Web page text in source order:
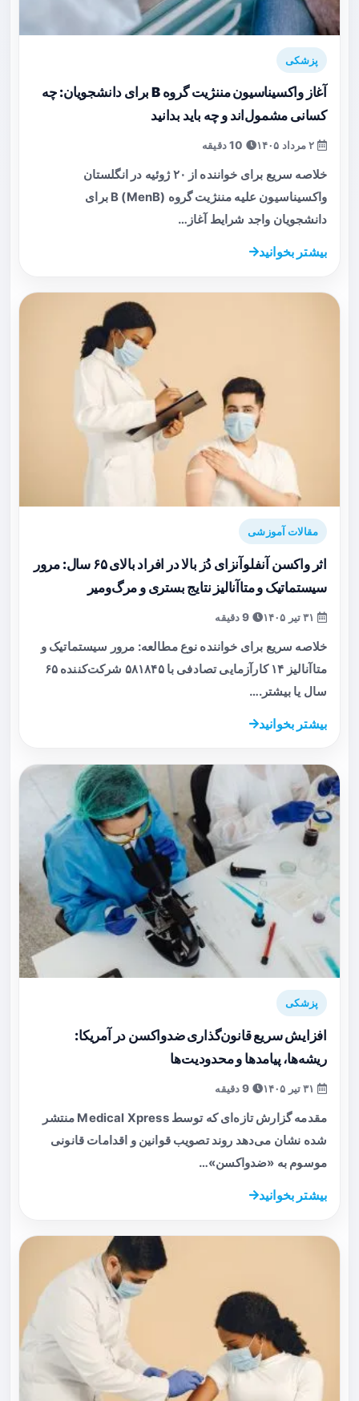
پزشکی
آغاز واکسیناسیون مننژیت گروه B برای دانشجویان: چه
کسانی مشمول‌اند و چه باید بدانید
خلاصه سریع برای خواننده از ۲۰ ژوئیه در انگلستان
واکسیناسیون علیه مننژیت گروه B (MenB) برای
دانشجویان واجد شرایط آغاز…
بیشتر بخوانید
مقالات آموزشی
اثر واکسن آنفلوآنزای دُز بالا در افراد بالای ۶۵ سال: مرور
سیستماتیک و متاآنالیز نتایج بستری و مرگ‌ومیر
خلاصه سریع برای خواننده نوع مطالعه: مرور سیستماتیک و
متاآنالیز ۱۴ کارآزمایی تصادفی با ۵۸۱۸۴۵ شرکت‌کننده ۶۵
سال یا بیشتر.…
بیشتر بخوانید
پزشکی
افزایش سریع قانون‌گذاری ضدواکسن در آمریکا:
ریشه‌ها، پیامدها و محدودیت‌ها
مقدمه گزارش تازه‌ای که توسط Medical Xpress منتشر
شده نشان می‌دهد روند تصویب قوانین و اقدامات قانونی
موسوم به «ضدواکسن»…
بیشتر بخوانید